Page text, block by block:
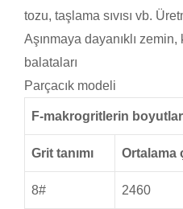
tozu, taşlama sıvısı vb.
Aşınmaya dayanıklı
balataları
Parçacık modeli
F-makrogritlerin
Grit tanımı Ortalama
8# 2460